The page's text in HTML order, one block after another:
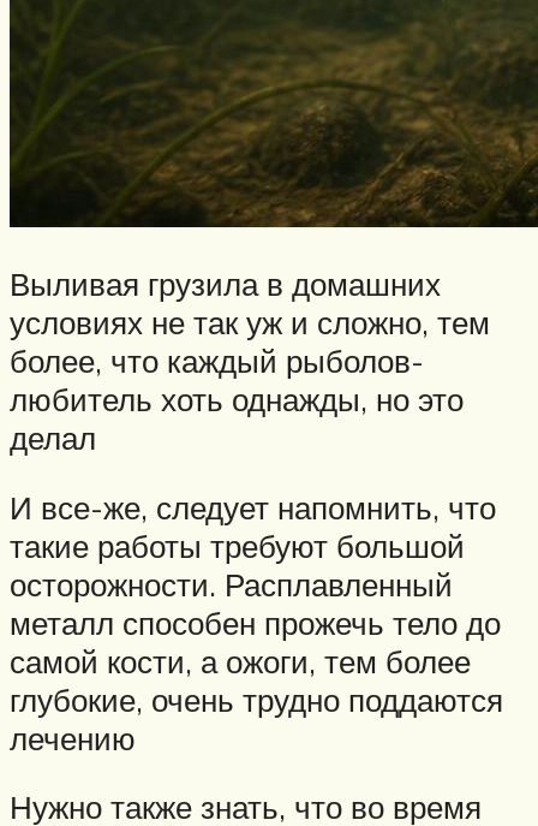
Выливая грузила в домашних
условиях не так уж и сложно, тем
более, что каждый рыболов-
любитель хоть однажды, но это
делал
И все-же, следует напомнить, что
такие работы требуют большой
осторожности. Расплавленный
металл способен прожечь тело до
самой кости, а ожоги, тем более
глубокие, очень трудно поддаются
лечению
Нужно также знать, что во время